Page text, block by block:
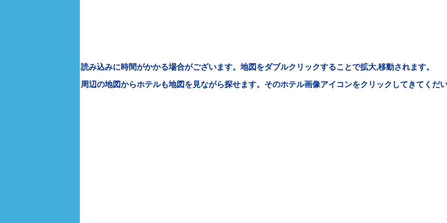
読み込みに時間がかかる場合がございます。地図をダブルクリックすることで拡大,移動されます。
周辺の地図からホテルも地図を見ながら探せます。そのホテル画像アイコンをクリックしてきてくだ